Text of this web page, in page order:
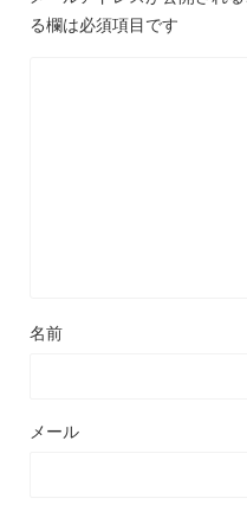
る欄は必須項目です
名前
メール